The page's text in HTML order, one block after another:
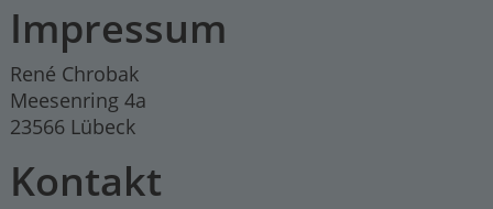
Impressum
René Chrobak
Meesenring 4a
23566 Lübeck
Kontakt